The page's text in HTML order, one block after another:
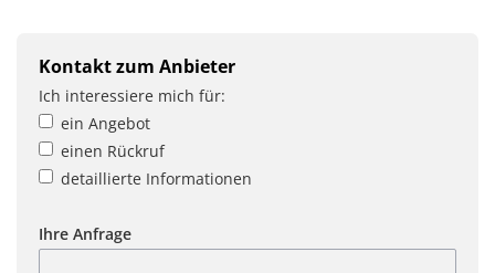
Kontakt zum Anbieter
Ich interessiere mich für:
ein Angebot
einen Rückruf
detaillierte Informationen
Ihre Anfrage